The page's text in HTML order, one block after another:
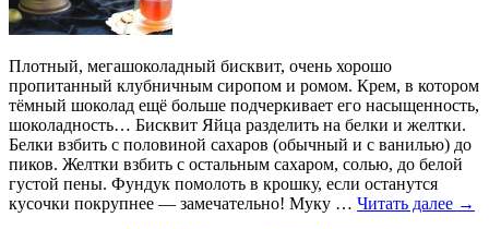
Плотный, мегашоколадный бисквит, очень хорошо
пропитанный клубничным сиропом и ромом. Крем, в котором
тёмный шоколад ещё больше подчеркивает его насыщенность,
шоколадность… Бисквит Яйца разделить на белки и желтки.
Белки взбить с половиной сахаров (обычный и с ванилью) до
пиков. Желтки взбить с остальным сахаром, солью, до белой
густой пены. Фундук помолоть в крошку, если останутся
кусочки покрупнее — замечательно! Муку … Читать далее →